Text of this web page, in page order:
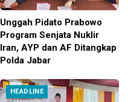
Unggah Pidato Prabowo
Program Senjata Nuklir
Iran, AYP dan AF Ditangkap
Polda Jabar
HEADLINE